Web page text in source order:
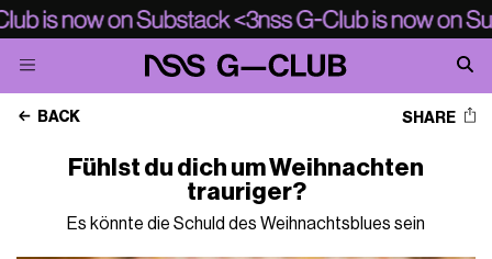
BACK SHARE
Fühlst du dich um Weihnachten
trauriger?
Es könnte die Schuld des Weihnachtsblues sein